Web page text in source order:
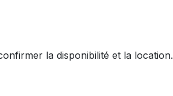
la disponibilité et la location.